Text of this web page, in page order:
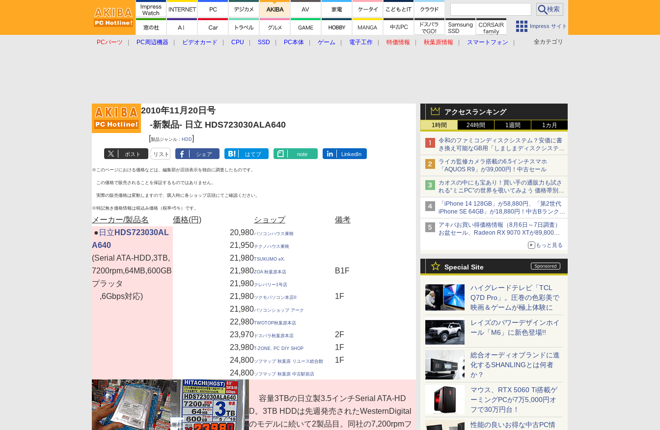
Impress サイト
全カテゴリ
PCパーツ PC周辺機器 ビデオカード CPU SSD PC本体 ゲーム 電子工作 特価情報 秋葉原情報
スマートフォン
アクセスランキング
1時間 24時間 1週間 1カ月
令和のファミコンディスクシステム？安価に書
き換え可能なGB用「しましまディスクシステ
ム」
ライカ監修カメラ搭載の6.5インチスマホ
「AQUOS R9」が39,000円！中古セール
カオスの中にも宝あり！買い手の通販力も試さ
れる“ミニPC”の世界を覗いてみよう 価格帯別に
仕様や特徴を整理、11製品をピックアップ text
by 石川 ひさよし
「iPhone 14 128GB」が58,880円、「第2世代
iPhone SE 64GB」が18,880円！中古Bランク品
セール
アキバお買い得価格情報（8月6日～7日調査）
お盆セール、Radeon RX 9070 XTが89,800
円、水平周波数24.8kHz対応の17型モニターが
9,801円、暑さ指数連動セール ほか
もっと見る
Special Site
ハイグレードテレビ「TCL
Q7D Pro」。圧巻の色彩美で
映画＆ゲームが極上体験に
レイズのパワーデザインホイ
ール「M6」に新色登場!!
総合オーディオブランドに進
化するSHANLINGとは何者
か？
マウス、RTX 5060 Ti搭載ゲ
ーミングPCが7万5,000円オ
フで30万円台！
性能の良いお得な中古PC情
2010年11月20日号
-新製品- 日立 HDS723030ALA640
[製品ジャンル： HDD]
ポスト リスト シェア はてブ note LinkedIn
※このページにおける価格などは、編集部が店頭表示を独自に調査したものです。
この価格で販売されることを保証するものではありません。
実際の販売価格は変動しますので、購入時に各ショップ店頭にてご確認ください。
※特記無き価格情報は税込み価格（税率=5％）です。
メーカー/製品名 価格(円) ショップ
備考
● 日立 HDS723030AL
A640
(Serial ATA-HDD,3TB,
7200rpm,64MB,600GB
プラッタ
,6Gbps対応)
20,980パソコンハウス東映
21,950テクノハウス東映
21,980TSUKUMO eX.
21,980ZOA 秋葉原本店
B1F
21,980クレバリー1号店
21,980ツクモパソコン本店II
1F
21,980パソコンショップ アーク
22,980TWOTOP秋葉原本店
23,970 ドスパラ秋葉原本店
2F
23,980T-ZONE. PC DIY SHOP
1F
24,800ソフマップ 秋葉原 リユース総合館
1F
24,800ソフマップ 秋葉原 中古駅前店
容量3TBの日立製3.5インチSerial ATA-HD
D。3TB HDDは先週発売されたWesternDigital
のモデルに続いて2製品目。同社の7,200rpmフ